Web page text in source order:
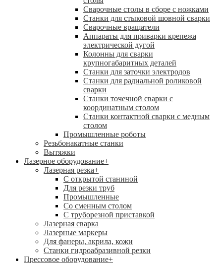
Сварочные столы в сборе с ножками
Станки для стыковой шовной сварки
Сварочные вращатели
Аппараты для приварки крепежа
электрической дугой
Колонны для сварки
крупногабаритных деталей
Станки для заточки электродов
Станки для радиальной роликовой
сварки
Станки точечной сварки с
координатным столом
Станки контактной сварки с медным
столом
Промышленные роботы
Резьбонакатные станки
Вытяжки
Лазерное оборудование+
Лазерная резка+
С открытой станиной
Для резки труб
Промышленные
Со сменным столом
С труборезной приставкой
Лазерная сварка
Лазерные маркеры
Для фанеры, акрила, кожи
Станки гидроабразивной резки
Прессовое оборудование+